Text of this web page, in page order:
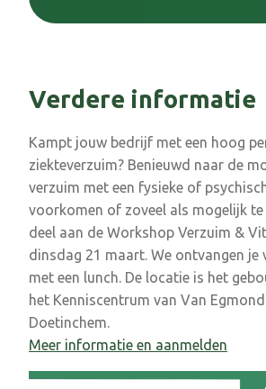
Verdere informatie
Kampt jouw bedrijf met een hoog
ziekteverzuim? Benieuwd naar de
verzuim met een fysieke of
voorkomen of zoveel als mogelijk te
deel aan de Workshop Verzuim &
dinsdag 21 maart. We ontvangen je
met een lunch. De locatie is het
het Kenniscentrum van Van
Doetinchem.
Meer informatie en aanmelden